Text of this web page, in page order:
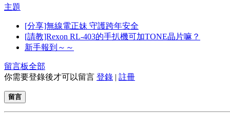
主題
[分享]無線電正妹 守護跨年安全
[請教]Rexon RL-403的手扒機可加TONE晶片嘛？
新手報到～～
留言板全部
你需要登錄後才可以留言 登錄 | 註冊
留言